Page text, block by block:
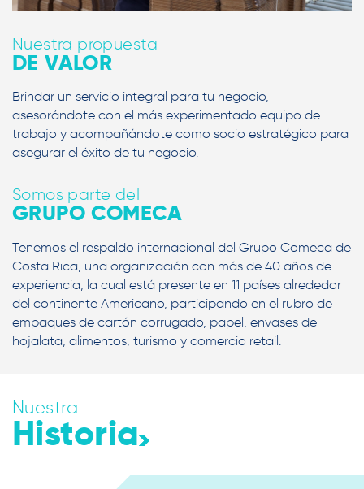
Nuestra propuesta
DE VALOR
Brindar un servicio integral para tu negocio,
asesorándote con el más experimentado equipo de
trabajo y acompañándote como socio estratégico para
asegurar el éxito de tu negocio.
Somos parte del
GRUPO COMECA
Tenemos el respaldo internacional del Grupo Comeca de
Costa Rica, una organización con más de 40 años de
experiencia, la cual está presente en 11 países alrededor
del continente Americano, participando en el rubro de
empaques de cartón corrugado, papel, envases de
hojalata, alimentos, turismo y comercio retail.
Nuestra
Historia